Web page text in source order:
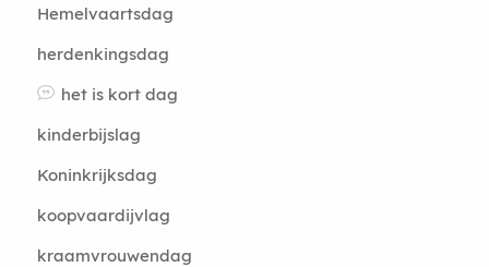
Hemelvaartsdag
herdenkingsdag
het is kort dag
kinderbijslag
Koninkrijksdag
koopvaardijvlag
kraamvrouwendag